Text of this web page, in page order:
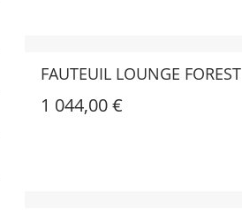
FAUTEUIL LOUNGE FOREST
1 044,00 €